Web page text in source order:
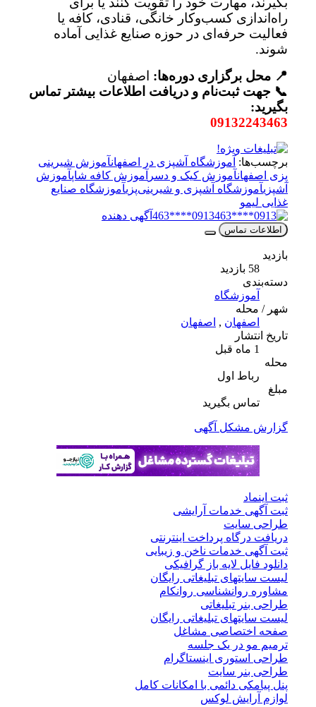
راه‌اندازی کسب‌وکار خانگی، قنادی، کافه یا
فعالیت حرفه‌ای در حوزه صنایع غذایی آماده
شوند.
📍 محل برگزاری دوره‌ها: اصفهان
📞 جهت ثبت‌نام و دریافت اطلاعات بیشتر تماس
بگیرید:
09132243463
برچسب‌ها:آموزشگاه آشپزی در اصفهانآموزش شیرینی
پزی اصفهانآموزش کیک و دسرآموزش کافه شاپآموزش
آموزشگاه آشپزی و شیرینی‌پزیآموزشگاه صنایع
غذایی لیمو
0913****463
آگهی دهنده
اطلاعات تماس
دسته‌بندی
آموزشگاه
شهر / محله
اصفهان,اصفهان
تاریخ انتشار
رباط اول
تماس بگیرید
گزارش مشکل آگهی
ثبت اینماد
ثبت آگهی خدمات آرایشی
طراحی سایت
دریافت درگاه پرداخت اینترنتی
ثبت آگهی خدمات ناخن و زیبایی
دانلود فایل لایه باز گرافیکی
لیست سایتهای تبلیغاتی رایگان
مشاوره روانشناسی روانکام
طراحی بنر تبلیغاتی
لیست سایتهای تبلیغاتی رایگان
صفحه اختصاصی مشاغل
ترمیم مو در یک جلسه
طراحی استوری اینستاگرام
طراحی بنر سایت
پنل پیامکی دائمی با امکانات کامل
لوازم آرایش لوکس